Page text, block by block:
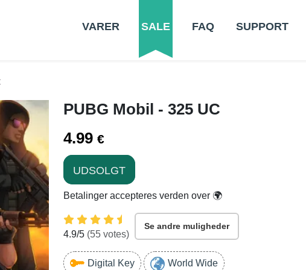
VARER SALE FAQ SUPPORT
PUBG Mobil - 325 UC
4.99 €
UDSOLGT
Betalinger accepteres verden over 🌍
4.9/5 (55 votes)
Se andre muligheder
Digital Key World Wide